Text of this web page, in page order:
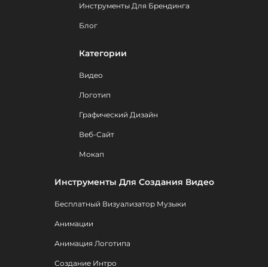
Инструменты Для Брендинга
Блог
Категории
Видео
Логотип
Графический Дизайн
Веб-Сайт
Мокап
Инструменты Для Создания Видео
Бесплатный Визуализатор Музыки
Анимации
Анимация Логотипа
Создание Интро